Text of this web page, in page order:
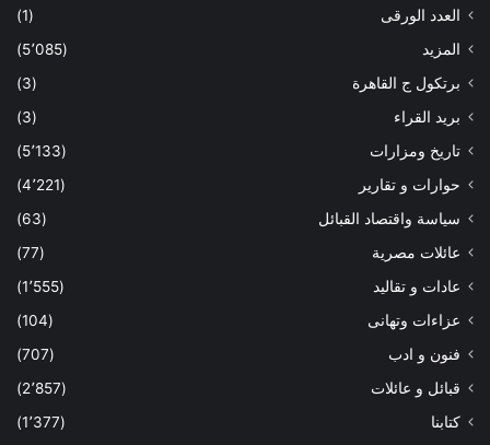
العدد الورقى
(1)
المزيد
(5٬085)
برتكول ج القاهرة
(3)
بريد القراء
(3)
تاريخ ومزارات
(5٬133)
حوارات و تقارير
(4٬221)
سياسة واقتصاد القبائل
(63)
عائلات مصرية
(77)
عادات و تقاليد
(1٬555)
عزاءات وتهانى
(104)
فنون و ادب
(707)
قبائل و عائلات
(2٬857)
كتابنا
(1٬377)